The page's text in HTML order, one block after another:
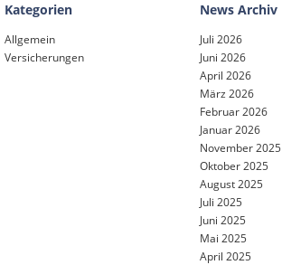
Kategorien
Allgemein
Versicherungen
News Archiv
Juli 2026
Juni 2026
April 2026
März 2026
Februar 2026
Januar 2026
November 2025
Oktober 2025
August 2025
Juli 2025
Juni 2025
Mai 2025
April 2025